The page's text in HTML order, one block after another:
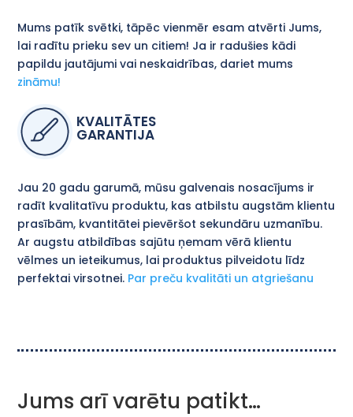
Mums patīk svētki, tāpēc vienmēr esam atvērti Jums,
lai radītu prieku sev un citiem! Ja ir radušies kādi
papildu jautājumi vai neskaidrības, dariet mums
zināmu!
KVALITĀTES
GARANTIJA
Jau 20 gadu garumā, mūsu galvenais nosacījums ir
radīt kvalitatīvu produktu, kas atbilstu augstām klientu
prasībām, kvantitātei pievēršot sekundāru uzmanību.
Ar augstu atbildības sajūtu ņemam vērā klientu
vēlmes un ieteikumus, lai produktus pilveidotu līdz
perfektai virsotnei. Par preču kvalitāti un atgriešanu
Jums arī varētu patikt…